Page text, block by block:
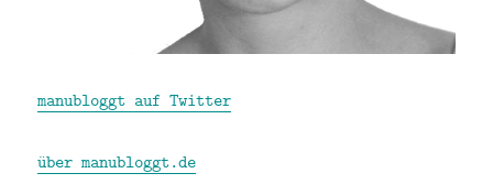
manubloggt auf Twitter
über manubloggt.de